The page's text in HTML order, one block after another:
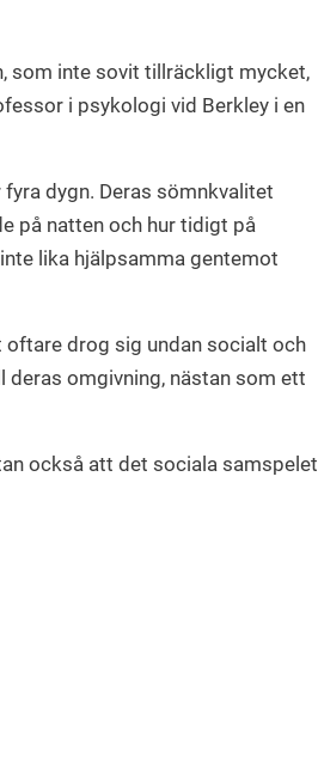
som inte sovit tillräckligt mycket,
i psykologi vid Berkley i en
dygn. Deras sömnkvalitet
på natten och hur tidigt på
lika hjälpsamma gentemot
drog sig undan socialt och
omgivning, nästan som ett
också att det sociala samspelet